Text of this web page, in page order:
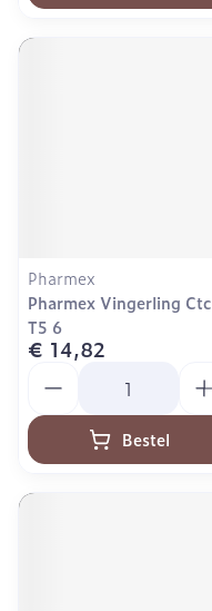
Pharmex
Pharmex Vingerling Ctc
T5 6
€ 14,82
Bestel